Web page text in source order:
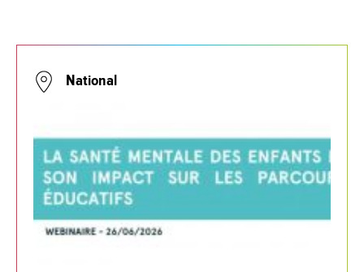
National